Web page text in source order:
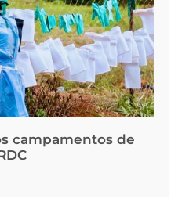
campamentos de